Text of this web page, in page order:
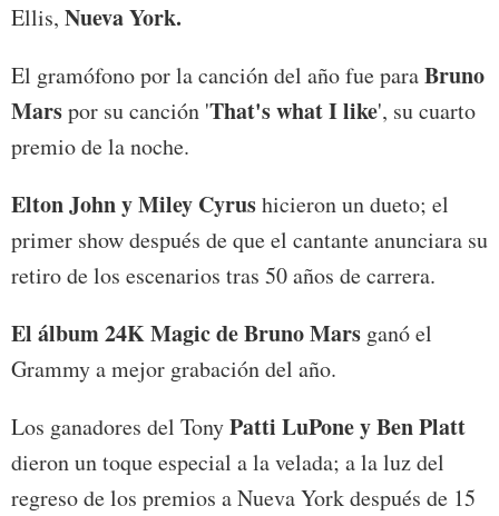
Ellis, Nueva York.
El gramófono por la canción del año fue paraBruno
Marspor su canción 'That's what I like', su cuarto
premio de la noche.
Elton John y Miley Cyrushicieron un dueto; el
primer show después de que el cantante anunciara su
retiro de los escenarios tras 50 años de carrera.
El álbum 24K Magic de Bruno Mars ganó el
Grammy a mejor grabación del año.
Los ganadores del TonyPatti LuPone y Ben Platt
dieron un toque especial a la velada; a la luz del
regreso de los premios a Nueva York después de 15